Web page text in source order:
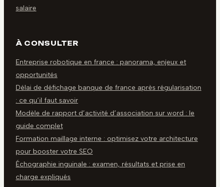
salaire
À CONSULTER
Entreprise robotique en france : panorama, enjeux et
opportunités
Délai de défichage banque de france après régularisation
: ce qu’il faut savoir
Modèle de rapport d’activité d’association sur word : le
guide complet
Formation maillage interne : optimisez votre architecture
pour booster votre SEO
Échographie inguinale : examen, résultats et prise en
charge expliqués